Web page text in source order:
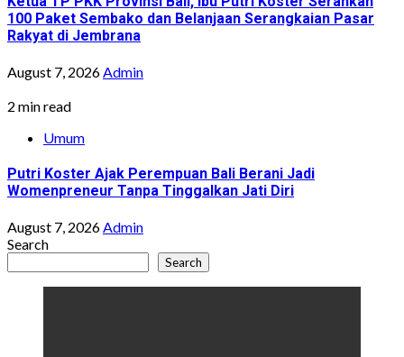
100 Paket Sembako dan Belanjaan Serangkaian Pasar
Rakyat di Jembrana
August 7, 2026Admin
2 min read
Umum
Putri Koster Ajak Perempuan Bali Berani Jadi
Womenpreneur Tanpa Tinggalkan Jati Diri
August 7, 2026Admin
Search
Search